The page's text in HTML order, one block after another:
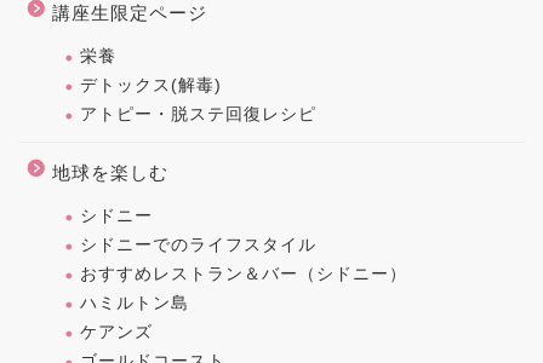
講座生限定ページ
栄養
デトックス(解毒)
アトピー・脱ステ回復レシピ
地球を楽しむ
シドニー
シドニーでのライフスタイル
おすすめレストラン＆バー（シドニー）
ハミルトン島
ケアンズ